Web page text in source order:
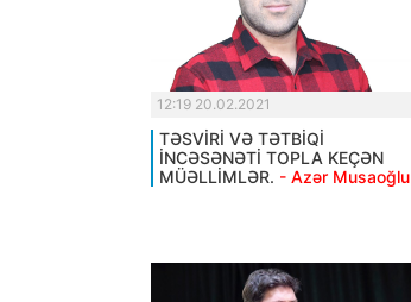
12:19 20.02.2021
TƏSVİRİ VƏ TƏTBİQİ
İNCƏSƏNƏTİ TOPLA KEÇƏN
MÜƏLLİMLƏR. - Azər Musaoğlu